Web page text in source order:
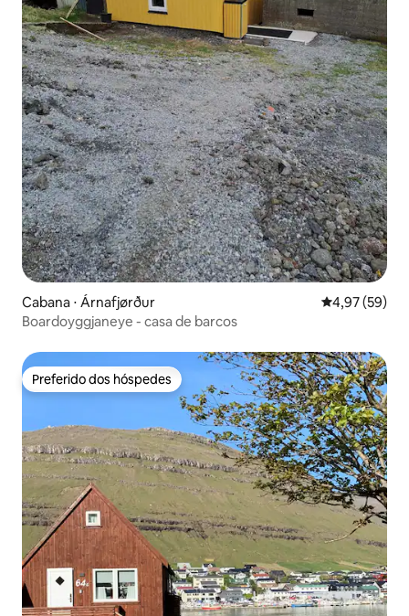
Cabana ⋅ Árnafjørður 4,97 de uma
4,97 (59)
Boardoyggjaneye - casa de barcos
Preferido dos hóspedes
Preferido dos hóspedes